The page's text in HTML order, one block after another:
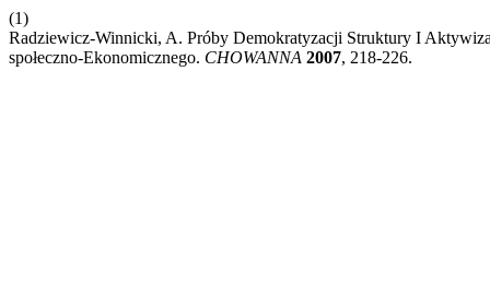
(1)
Radziewicz-Winnicki, A. Próby Demokratyzacji Struktury I
społeczno-Ekonomicznego. CHOWANNA 2007, 218-226.